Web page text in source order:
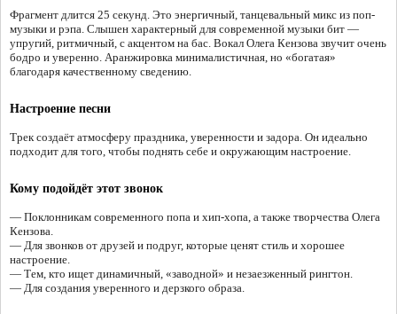
Фрагмент длится 25 секунд. Это энергичный, танцевальный микс из поп-
музыки и рэпа. Слышен характерный для современной музыки бит —
упругий, ритмичный, с акцентом на бас. Вокал Олега Кензова звучит очень
бодро и уверенно. Аранжировка минималистичная, но «богатая»
благодаря качественному сведению.
Настроение песни
Трек создаёт атмосферу праздника, уверенности и задора. Он идеально
подходит для того, чтобы поднять себе и окружающим настроение.
Кому подойдёт этот звонок
— Поклонникам современного попа и хип-хопа, а также творчества Олега
Кензова.
— Для звонков от друзей и подруг, которые ценят стиль и хорошее
настроение.
— Тем, кто ищет динамичный, «заводной» и незаезженный рингтон.
— Для создания уверенного и дерзкого образа.